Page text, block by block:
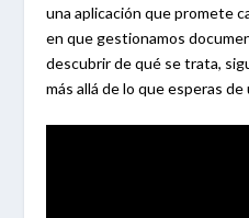
una aplicación que promete
en que gestionamos
descubrir de qué se trata,
más allá de lo que esperas